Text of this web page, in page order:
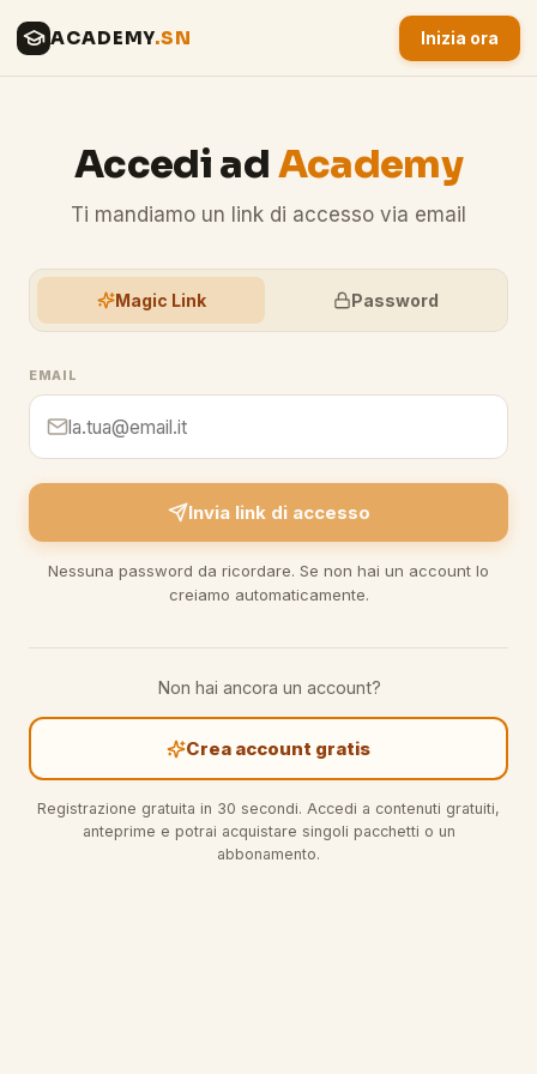
ACADEMY.SN Inizia ora
Accedi ad Academy
Ti mandiamo un link di accesso via email
Magic Link Password
EMAIL
Invia link di accesso
Nessuna password da ricordare. Se non hai un account lo
creiamo automaticamente.
Non hai ancora un account?
Crea account gratis
Registrazione gratuita in 30 secondi. Accedi a contenuti gratuiti,
anteprime e potrai acquistare singoli pacchetti o un
abbonamento.